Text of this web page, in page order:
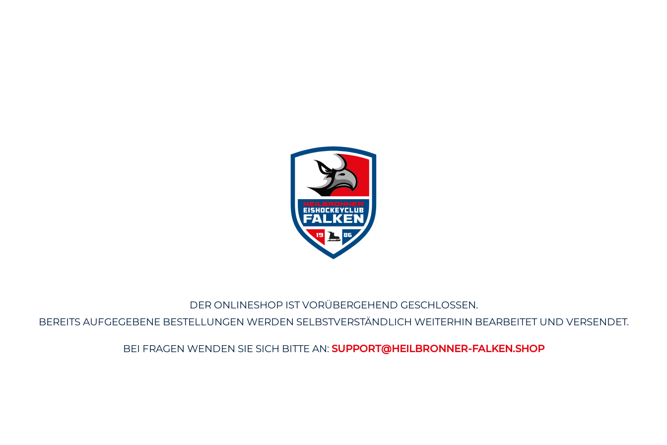
DER ONLINESHOP IST VORÜBERGEHEND GESCHLOSSEN.
BEREITS AUFGEGEBENE BESTELLUNGEN WERDEN SELBSTVERSTÄNDLICH WEITERHIN BEARBEITET UND VERSENDET.
BEI FRAGEN WENDEN SIE SICH BITTE AN: SUPPORT@HEILBRONNER-FALKEN.SHOP